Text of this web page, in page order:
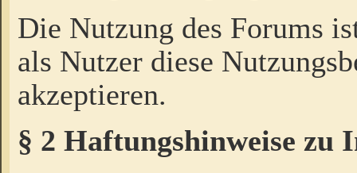
Die Nutzung des Forums
als Nutzer diese
akzeptieren.
§ 2 Haftungshinweise zu